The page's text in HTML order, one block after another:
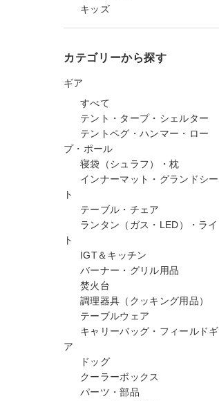
キッズ
カテゴリーから探す
ギア
すべて
テント・タープ・シェルター
テントペグ・ハンマー・ロー
プ・ポール
寝袋（シュラフ）・枕
インナーマット・グランドシー
ト
テーブル・チェア
ランタン（ガス・LED）・ライ
ト
IGT＆キッチン
バーナー・グリル用品
焚火台
調理器具（クッキング用品）
テーブルウェア
キャリーバッグ・フィールドギ
ア
ドッグ
クーラーボックス
パーツ・部品